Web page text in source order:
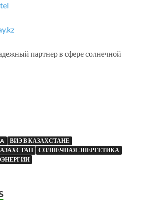
партнер в сфере солнечной
ВИЭ В КАЗАХСТАНЕ
СОЛНЕЧНАЯ ЭНЕРГЕТИКА